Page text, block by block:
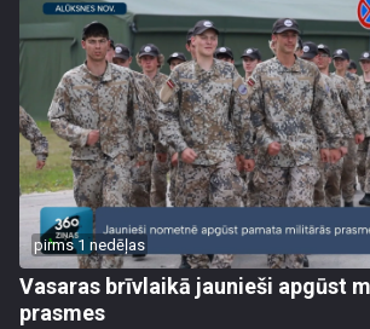
pirms 1 nedēļas
Vasaras brīvlaikā jaunieši apgūst
prasmes